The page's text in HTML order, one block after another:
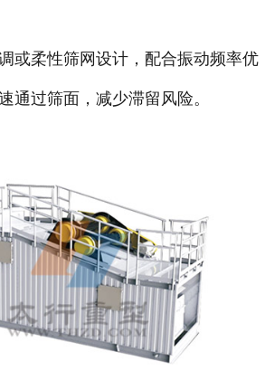
柔性筛网设计，配合振动频率优
通过筛面，减少滞留风险。